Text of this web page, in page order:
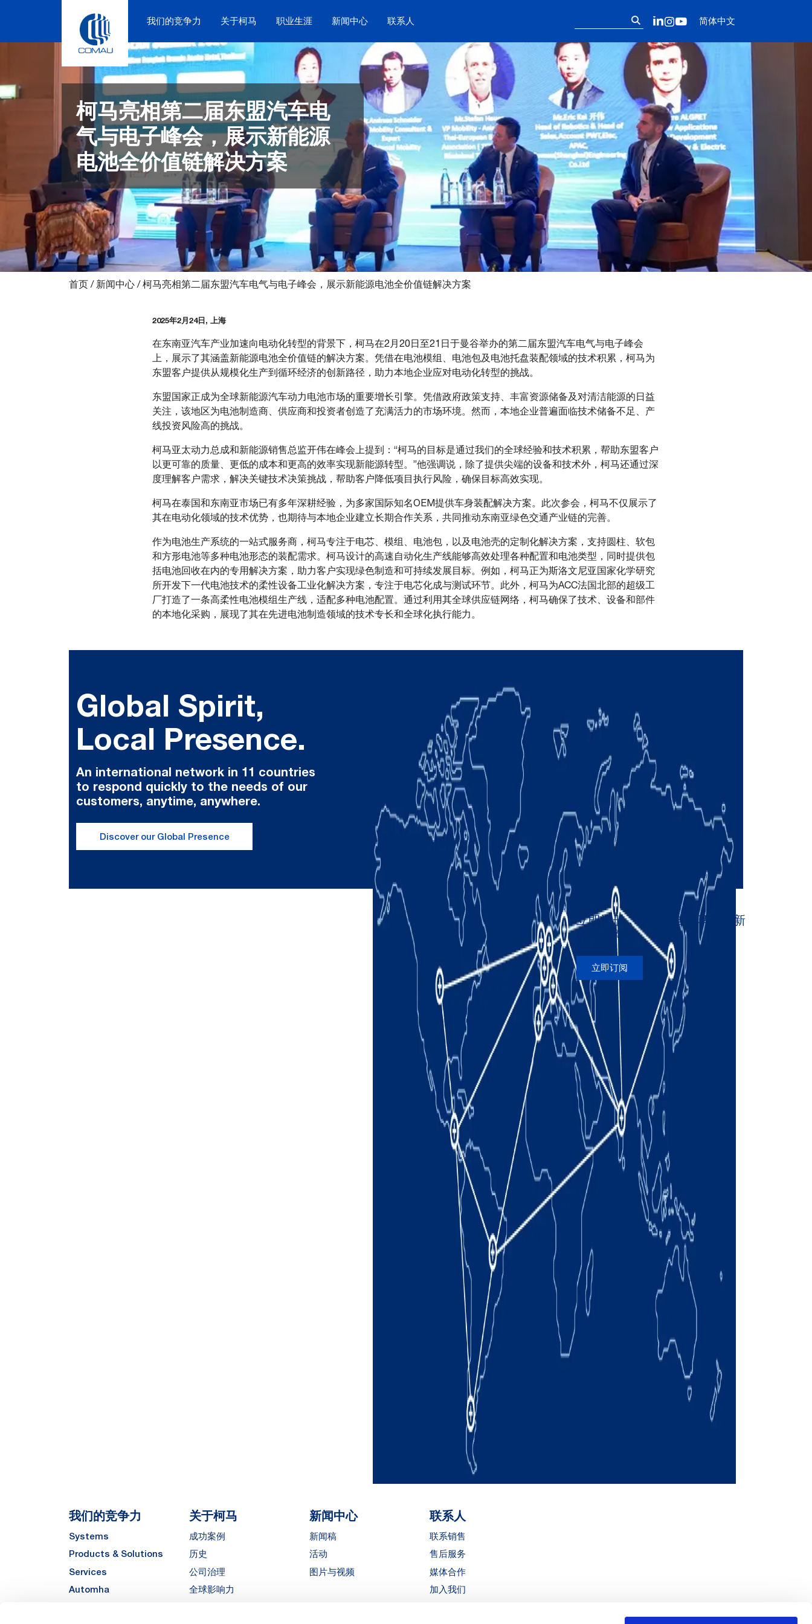
Follow us on
LinkedIn
Instagram
YouTube
简体中文
我们的竞争力 关于柯马 职业生涯 新闻中心 联系人
柯马亮相第二届东盟汽车电
气与电子峰会，展示新能源
电池全价值链解决方案
首页 / 新闻中心 /柯马亮相第二届东盟汽车电气与电子峰会，展示新能源电池全价值链解决方案
2025年2月24日, 上海
在东南亚汽车产业加速向电动化转型的背景下，柯马在2月20日至21日于曼谷举办的第二届东盟汽车电气与电子峰会
上，展示了其涵盖新能源电池全价值链的解决方案。凭借在电池模组、电池包及电池托盘装配领域的技术积累，柯马为
东盟客户提供从规模化生产到循环经济的创新路径，助力本地企业应对电动化转型的挑战。
东盟国家正成为全球新能源汽车动力电池市场的重要增长引擎。凭借政府政策支持、丰富资源储备及对清洁能源的日益
关注，该地区为电池制造商、供应商和投资者创造了充满活力的市场环境。然而，本地企业普遍面临技术储备不足、产
线投资风险高的挑战。
柯马亚太动力总成和新能源销售总监开伟在峰会上提到：“柯马的目标是通过我们的全球经验和技术积累，帮助东盟客户
以更可靠的质量、更低的成本和更高的效率实现新能源转型。”他强调说，除了提供尖端的设备和技术外，柯马还通过深
度理解客户需求，解决关键技术决策挑战，帮助客户降低项目执行风险，确保目标高效实现。
柯马在泰国和东南亚市场已有多年深耕经验，为多家国际知名OEM提供车身装配解决方案。此次参会，柯马不仅展示了
其在电动化领域的技术优势，也期待与本地企业建立长期合作关系，共同推动东南亚绿色交通产业链的完善。
作为电池生产系统的一站式服务商，柯马专注于电芯、模组、电池包，以及电池壳的定制化解决方案，支持圆柱、软包
和方形电池等多种电池形态的装配需求。柯马设计的高速自动化生产线能够高效处理各种配置和电池类型，同时提供包
括电池回收在内的专用解决方案，助力客户实现绿色制造和可持续发展目标。例如，柯马正为斯洛文尼亚国家化学研究
所开发下一代电池技术的柔性设备工业化解决方案，专注于电芯化成与测试环节。此外，柯马为ACC法国北部的超级工
厂打造了一条高柔性电池模组生产线，适配多种电池配置。通过利用其全球供应链网络，柯马确保了技术、设备和部件
的本地化采购，展现了其在先进电池制造领域的技术专长和全球化执行能力。
Global Spirit,
Local Presence.
An international network in 11 countries
to respond quickly to the needs of our
customers, anytime, anywhere.
Discover our Global Presence
我们的竞争力
Systems
Products & Solutions
Services
Automha
关于柯马
成功案例
历史
公司治理
全球影响力
新闻中心
新闻稿
活动
图片与视频
联系人
联系销售
售后服务
媒体合作
加入我们
立即注册，获取来自柯马的最新
资讯和新闻
立即订阅